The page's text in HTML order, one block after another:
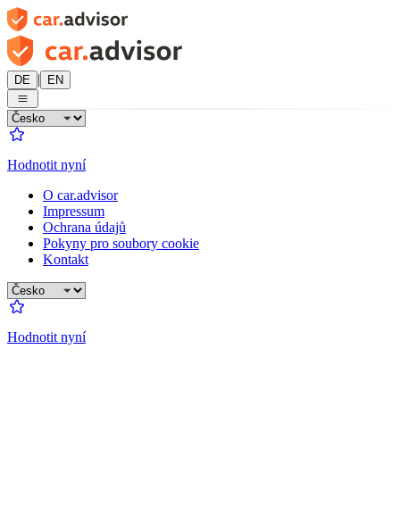
DE | EN
Hodnotit nyní
O car.advisor
Impressum
Ochrana údajů
Pokyny pro soubory cookie
Kontakt
Hodnotit nyní